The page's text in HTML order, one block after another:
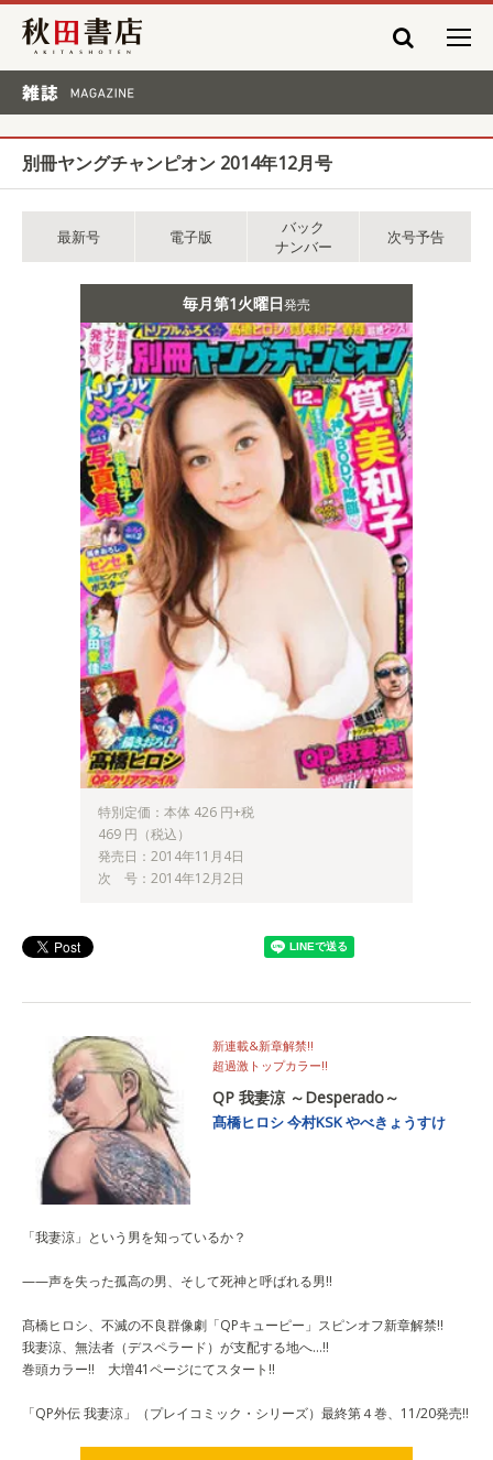
秋田書店
別冊ヤングチャンピオン 2014年12月号
最新号 電子版
バック
ナンバー
次号予告
毎月第1火曜日発売
特別定価：本体 426 円+税
469 円（税込）
発売日：2014年11月4日
次 号：2014年12月2日
新連載&新章解禁!!
超過激トップカラー!!
QP 我妻涼 ～Desperado～
髙橋ヒロシ今村KSKやべきょうすけ
「我妻涼」という男を知っているか？
——声を失った孤高の男、そして死神と呼ばれる男!!
髙橋ヒロシ、不滅の不良群像劇「QPキューピー」スピンオフ新章解禁!!
我妻涼、無法者（デスペラード）が支配する地へ…!!
巻頭カラー!! 大増41ページにてスタート!!
「QP外伝 我妻涼」（プレイコミック・シリーズ）最終第４巻、11/20発売!!